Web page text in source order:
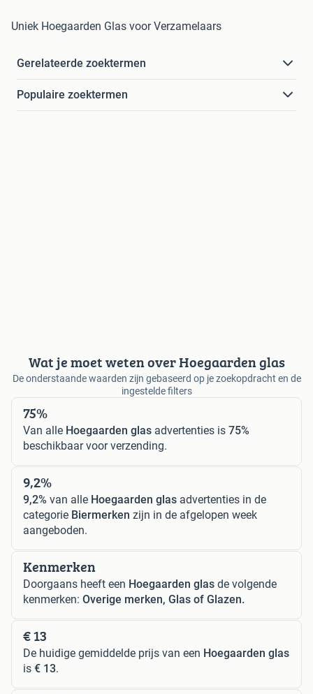
Uniek Hoegaarden Glas voor Verzamelaars
Gerelateerde zoektermen
Populaire zoektermen
Wat je moet weten over Hoegaarden glas
De onderstaande waarden zijn gebaseerd op je zoekopdracht en de
ingestelde filters
75%
Van alle Hoegaarden glas advertenties is 75%
beschikbaar voor verzending.
9,2%
9,2% van alle Hoegaarden glas advertenties in de
categorie Biermerken zijn in de afgelopen week
aangeboden.
Kenmerken
Doorgaans heeft een Hoegaarden glas de volgende
kenmerken: Overige merken, Glas of Glazen.
€ 13
De huidige gemiddelde prijs van een Hoegaarden glas
is € 13.